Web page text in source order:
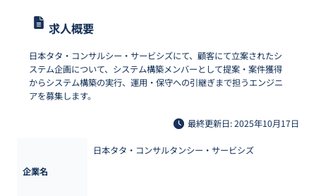
求人概要
日本タタ・コンサルシー・サービシズにて、顧客にて立案されたシ
ステム企画について、システム構築メンバーとして提案・案件獲得
からシステム構築の実行、運用・保守への引継ぎまで担うエンジニ
アを募集します。
最終更新日: 2025年10月17日
企業名
日本タタ・コンサルタンシー・サービシズ